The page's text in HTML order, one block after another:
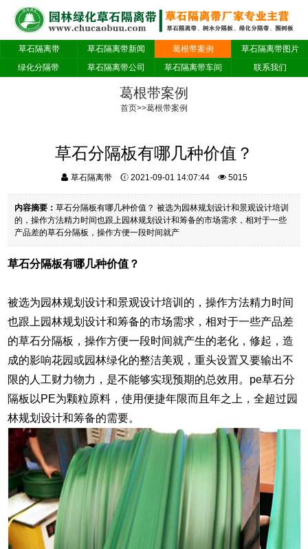
草石隔离带 草石隔离带新闻 葛根带案例
草石隔离带图片
绿化分隔带
草石隔离带公司 草石隔离带车间 联系我们
葛根带案例
首页>>葛根带案例
草石分隔板有哪几种价值？
草石隔离带 2021-09-01 14:07:44 5015
内容摘要：草石分隔板有哪几种价值？ 被选为园林规划设计和景观设计培训
的，操作方法精力时间也跟上园林规划设计和筹备的市场需求，相对于一些
产品差的草石分隔板，操作方便一段时间就产
草石分隔板有哪几种价值？
被选为园林规划设计和景观设计培训的，操作方法精力时间
也跟上园林规划设计和筹备的市场需求，相对于一些产品差
的草石分隔板，操作方便一段时间就产生的老化，修起，造
成的影响花园或园林绿化的整洁美观，重头设置又要输出不
限的人工财力物力，是不能够实现预期的总效用。pe草石分
隔板以PE为颗粒原料，使用便捷年限而且年之上，全超过园
林规划设计和筹备的需要。